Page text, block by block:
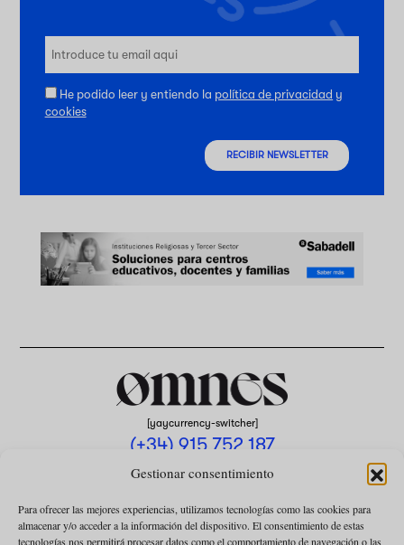
Gestionar consentimiento
Para ofrecer las mejores experiencias, utilizamos tecnologías como las cookies para
almacenar y/o acceder a la información del dispositivo. El consentimiento de estas
tecnologías nos permitirá procesar datos como el comportamiento de navegación o las
He podido leer y entiendo la política de privacidad y
cookies
RECIBIR NEWSLETTER
[yaycurrency-switcher]
(+34) 915 752 187
omnes@omnesmag.com